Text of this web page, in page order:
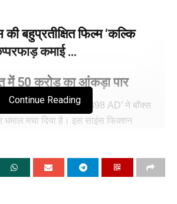
बहुप्रतीक्षित फिल्म ‘कल्कि
कमाई …
में 50 करोड़ का आंकड़ा पार
फिल्म ‘कल्कि 2898 AD’ ने बॉक्स
मचा दिया है। इस साइंस फिक्शन
ने 50 करोड़ से अधिक का कलेक्शन कर बड़ा
Continue Reading